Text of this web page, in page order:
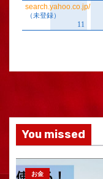
You missed
お金